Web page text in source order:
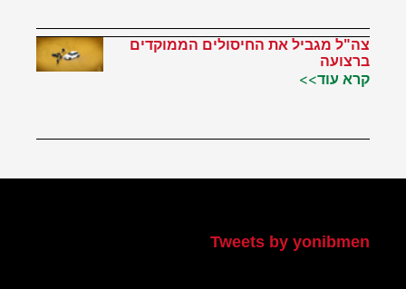
צה"ל מגביל את החיסולים הממוקדים
ברצועה
קרא עוד>>
Tweets by yonibmen